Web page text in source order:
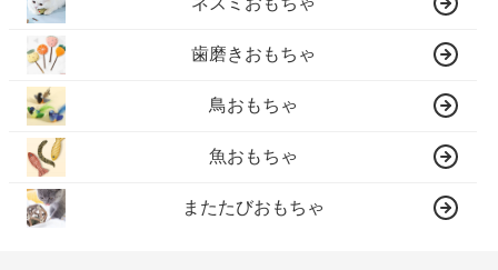
歯磨きおもちゃ
鳥おもちゃ
魚おもちゃ
またたびおもちゃ